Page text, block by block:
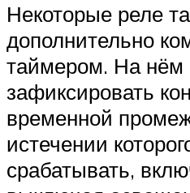
Некоторые реле
дополнительно
таймером. На
зафиксировать
временной
истечении
срабатывать,